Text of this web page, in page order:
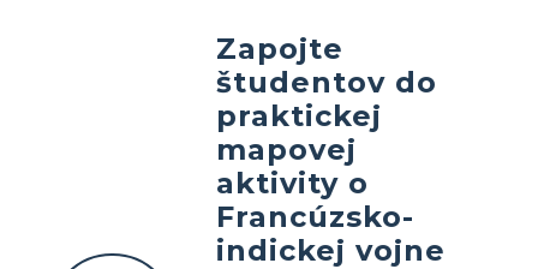
Zapojte
študentov do
praktickej
mapovej
aktivity o
Francúzsko-
indickej vojne